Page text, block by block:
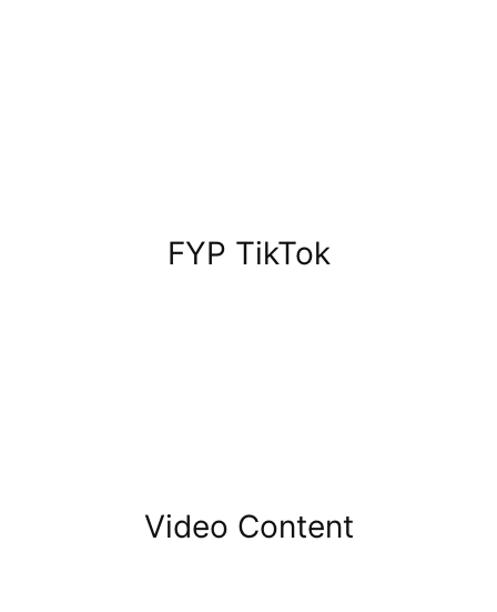
FYP TikTok
Video Content